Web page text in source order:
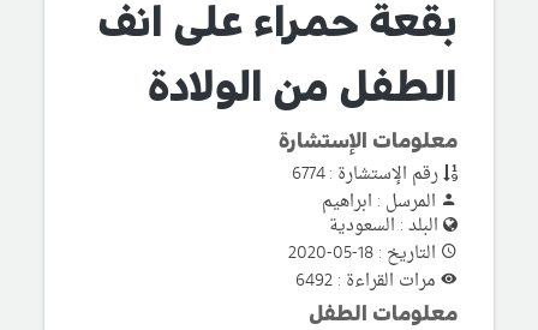
بقعة حمراء على انف
الطفل من الولادة
معلومات الإستشارة
رقم الإستشارة : 6774
المرسل : ابراهيم
البلد : السعودية
التاريخ : 18-05-2020
مرات القراءة : 6492
معلومات الطفل